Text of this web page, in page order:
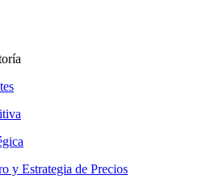
y Estrategia de Precios